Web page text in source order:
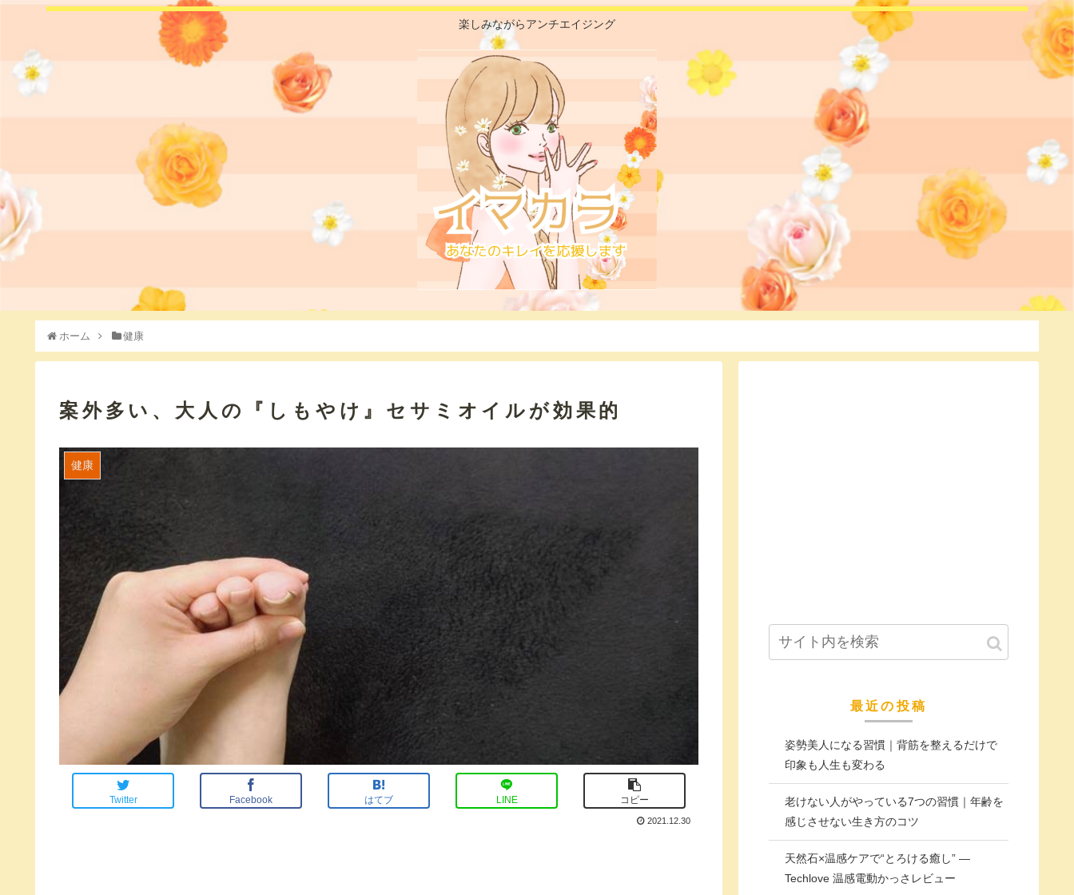
楽しみながらアンチエイジング
ホーム 健康
案外多い、大人の『しもやけ』セサミオイルが効果的
健康
Twitter Facebook はてブ LINE コピー
2021.12.30
最近の投稿
姿勢美人になる習慣｜背筋を整えるだけで
印象も人生も変わる
老けない人がやっている7つの習慣｜年齢を
感じさせない生き方のコツ
天然石×温感ケアで“とろける癒し” —
Techlove 温感電動かっさレビュー